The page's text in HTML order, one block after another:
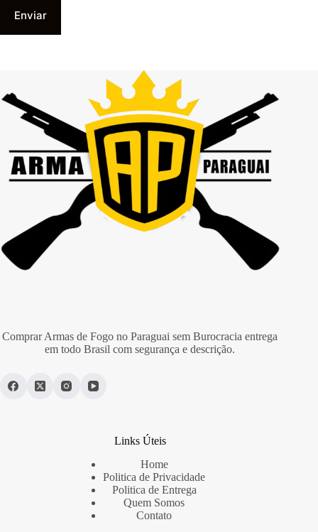
Enviar
Comprar Armas de Fogo no Paraguai sem Burocracia entrega
em todo Brasil com segurança e descrição.
Links Úteis
Home
Politica de Privacidade
Politica de Entrega
Quem Somos
Contato